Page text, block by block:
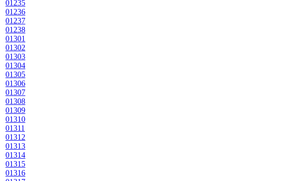
01235
01236
01237
01238
01301
01302
01303
01304
01305
01306
01307
01308
01309
01310
01311
01312
01313
01314
01315
01316